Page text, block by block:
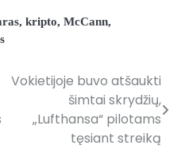
, kripto, McCann,
Vokietijoje buvo atšaukti
šimtai skrydžių,
„Lufthansa“ pilotams
tęsiant streiką